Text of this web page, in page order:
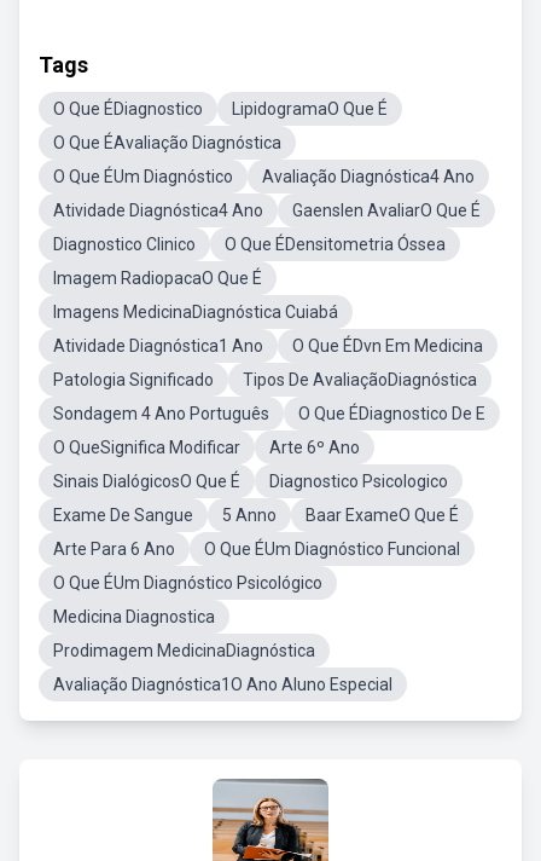
Tags
O Que ÉDiagnostico
LipidogramaO Que É
O Que ÉAvaliação Diagnóstica
O Que ÉUm Diagnóstico
Avaliação Diagnóstica4 Ano
Atividade Diagnóstica4 Ano
Gaenslen AvaliarO Que É
Diagnostico Clinico
O Que ÉDensitometria Óssea
Imagem RadiopacaO Que É
Imagens MedicinaDiagnóstica Cuiabá
Atividade Diagnóstica1 Ano
O Que ÉDvn Em Medicina
Patologia Significado
Tipos De AvaliaçãoDiagnóstica
Sondagem 4 Ano Português
O Que ÉDiagnostico De E
O QueSignifica Modificar
Arte 6º Ano
Sinais DialógicosO Que É
Diagnostico Psicologico
Exame De Sangue
5 Anno
Baar ExameO Que É
Arte Para 6 Ano
O Que ÉUm Diagnóstico Funcional
O Que ÉUm Diagnóstico Psicológico
Medicina Diagnostica
Prodimagem MedicinaDiagnóstica
Avaliação Diagnóstica1O Ano Aluno Especial